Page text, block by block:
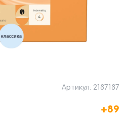
Артикул: 2187187
+89